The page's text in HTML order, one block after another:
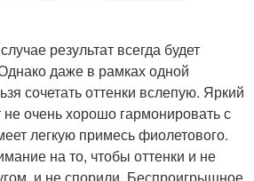
результат всегда будет
даже в рамках одной
сочетать оттенки вслепую. Яркий
не очень хорошо гармонировать с
легкую примесь фиолетового.
на то, чтобы оттенки и не